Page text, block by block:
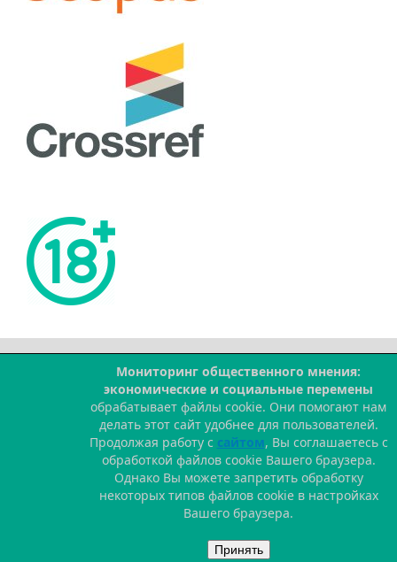
Мониторинг общественного мнения:
экономические и социальные перемены
обрабатывает файлы cookie. Они помогают нам
делать этот сайт удобнее для пользователей.
Продолжая работу с сайтом, Вы соглашаетесь с
обработкой файлов cookie Вашего браузера.
Однако Вы можете запретить обработку
некоторых типов файлов cookie в настройках
Вашего браузера.
Принять